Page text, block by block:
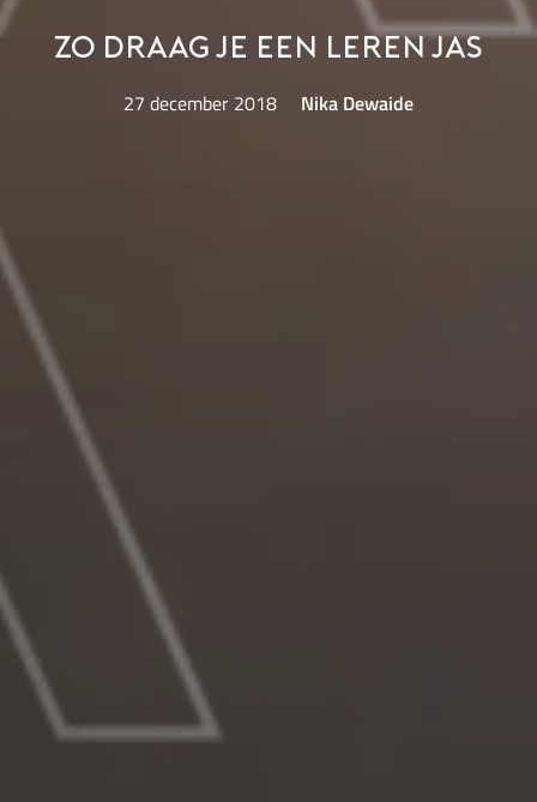
Zo draag je een leren jas
27 december 2018 Nika Dewaide